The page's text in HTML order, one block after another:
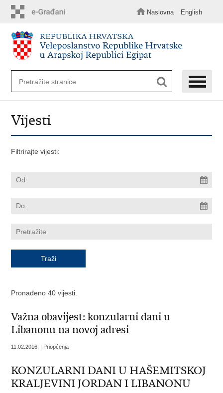
sadržaj
Naslovna English
Vijesti
Filtrirajte vijesti:
Pronađeno 40 vijesti.
Važna obavijest: konzularni dani u
Libanonu na novoj adresi
11.02.2016. | Priopćenja
KONZULARNI DANI U HAŠEMITSKOJ
KRALJEVINI JORDAN I LIBANONU